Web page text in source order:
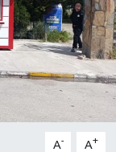
A- A+